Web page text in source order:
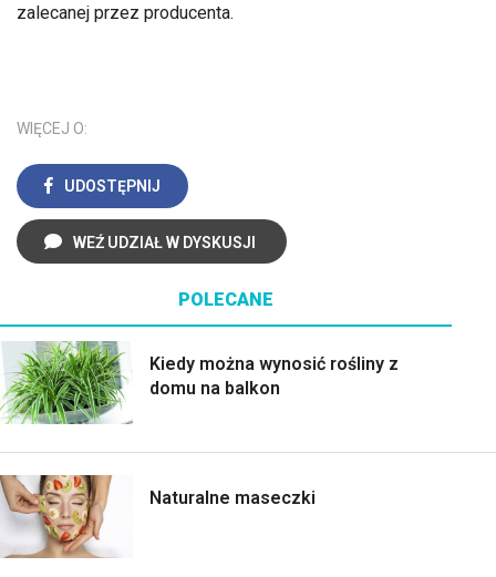
zalecanej przez producenta.
WIĘCEJ O:
UDOSTĘPNIJ
WEŹ UDZIAŁ W DYSKUSJI
POLECANE
Kiedy można wynosić rośliny z
domu na balkon
Naturalne maseczki